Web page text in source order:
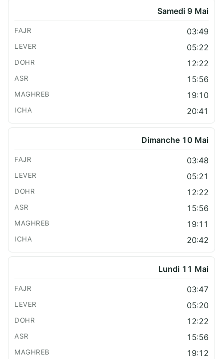
Samedi 9 Mai
03:49
05:22
12:22
15:56
19:10
20:41
Dimanche 10 Mai
03:48
05:21
12:22
15:56
19:11
20:42
Lundi 11 Mai
03:47
05:20
12:22
15:56
19:12